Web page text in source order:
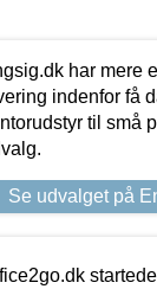
har mere
indenfor få
til små
Se udvalget på